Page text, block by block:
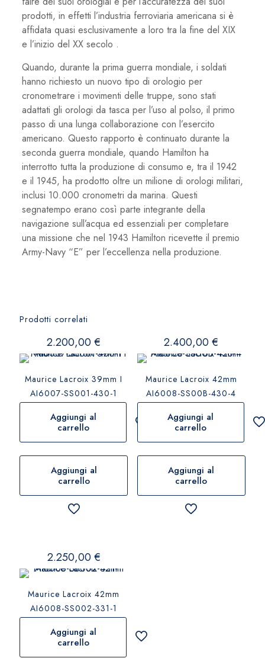
prodotti, in effetti l’industria ferroviaria americana si è
affidata quasi esclusivamente a loro tra la fine del XIX
e l’inizio del XX secolo .
Quando, durante la prima guerra mondiale, i soldati
hanno richiesto un nuovo tipo di orologio per
cronometrare i movimenti delle truppe, sono stati
adattati gli orologi da tasca per l’uso al polso, il primo
passo di una lunga collaborazione con l’esercito
americano. Questo rapporto è continuato durante la
seconda guerra mondiale, quando Hamilton ha
interrotto tutta la produzione di consumo e, tra il 1942
e il 1945, ha prodotto oltre un milione di orologi militari,
inclusi 10.000 cronometri da marina. Questi
segnatempo erano così parte integrante della
navigazione sull’acqua ed essenziali per completare
una missione che nel 1943 Hamilton ricevette il premio
Army-Navy “E” per l’eccellenza nella produzione.
Prodotti correlati
2.200,00€
Maurice Lacroix 39mm I
AI6007-SS001-430-1
Aggiungi al
carrello
Aggiungi al
carrello
2.400,00€
Maurice Lacroix 42mm
AI6008-SS00B-430-4
Aggiungi al
carrello
Aggiungi al
carrello
2.250,00€
Maurice Lacroix 42mm
AI6008-SS002-331-1
Aggiungi al
carrello